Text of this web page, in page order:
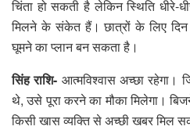
चिंता हो सकती है लेकिन स्थिति धीरे-
मिलने के संकेत हैं। छात्रों के लिए दिन
घूमने का प्लान बन सकता है।
सिंह राशि- आत्मविश्वास अच्छा
थे, उसे पूरा करने का मौका मिलेगा।
किसी खास व्यक्ति से अच्छी खबर मिल